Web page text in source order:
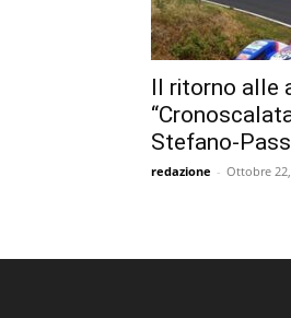
Il ritorno alle
Stefano-
redazione - Ottobre